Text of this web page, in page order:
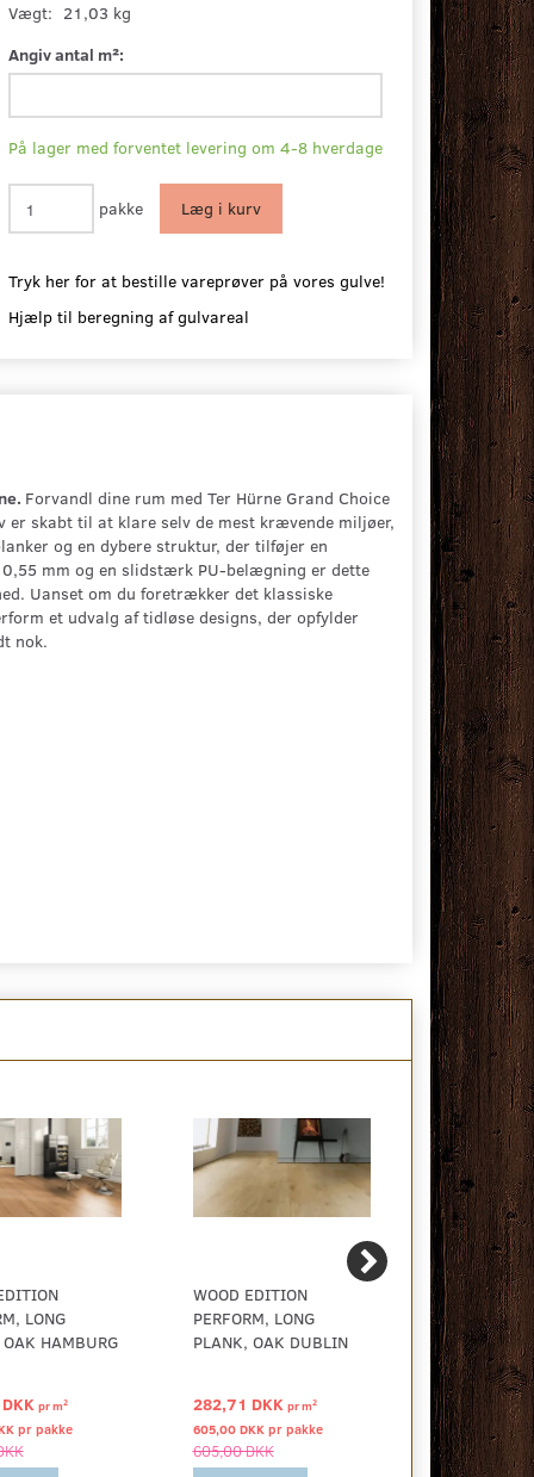
Vægt: 21,03 kg
Angiv antal m²:
På lager med forventet levering om 4-8 hverdage
pakke Læg i kurv
Tryk her for at bestille vareprøver på vores gulve!
Hjælp til beregning af gulvareal
Forvandl dine rum med Ter Hürne Grand Choice
er skabt til at klare selv de mest krævende miljøer,
og en dybere struktur, der tilføjer en
mm og en slidstærk PU-belægning er dette
Uanset om du foretrækker det klassiske
et udvalg af tidløse designs, der opfylder
nok.
LONG
HAMBURG
prm2
pr pakke
WOOD EDITION
PERFORM, LONG
PLANK, OAK DUBLIN
282,71 DKK prm2
605,00 DKK pr pakke
605,00 DKK
WOOD
PERFORM,
PLANK, OAK
ROTTERDAM
282,71
605,00 DKK pr
605,00 DKK